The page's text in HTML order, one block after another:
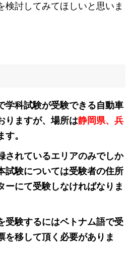
検討してみてほしいと思いま
学科試験が受験できる自動車
りますが、場所は静岡県、兵
す。
されているエリアのみでしか
試験については受験者の住所
ーにて受験しなければなりま
受験するにはベトナム語で受
を移して頂く必要がありま